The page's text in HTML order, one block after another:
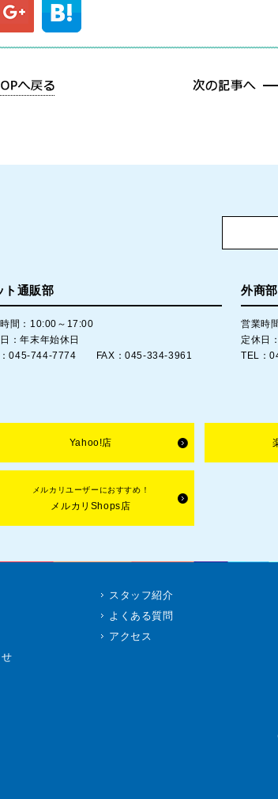
ト通販部
間：10:00～17:00
：年末年始休日
045-744-7774 FAX：045-334-3961
外商
営業時
定休日
TEL：
Yahoo!店
メルカリユーザーにおすすめ！
メルカリShops店
スタッフ紹介
よくある質問
アクセス